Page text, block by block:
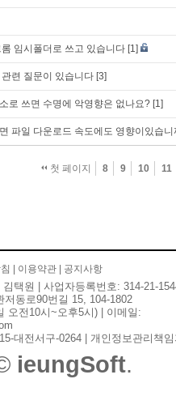
임시폴더로 쓰고 있습니다 [1]
련 질문이 있습니다 [3]
로 쓰면 수명에 악영향은 없나요? [1]
파일 다운로드 속도에도 영향이있습니
첫 페이지 8 9 10 11
이용약관 공지사항
택원 | 사업자등록번호: 314-21-
동로90번길 15, 104-1802
오전10시~오후5시) | 이메일:
대전서구-0264 | 개인정보관리책
ieungSoft.